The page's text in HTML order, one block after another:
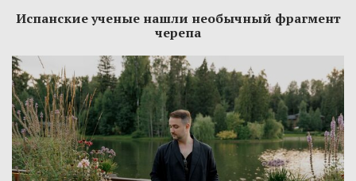
Испанские ученые нашли необычный фрагмент
черепа